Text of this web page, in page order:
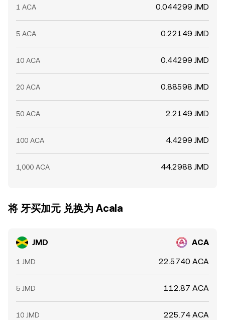
1 ACA 0.044299 JMD
5 ACA 0.22149 JMD
10 ACA 0.44299 JMD
20 ACA 0.88598 JMD
50 ACA 2.2149 JMD
100 ACA 4.4299 JMD
1,000 ACA 44.2988 JMD
将 牙买加元 兑换为 Acala
JMD ACA
1 JMD 22.5740 ACA
5 JMD 112.87 ACA
10 JMD 225.74 ACA